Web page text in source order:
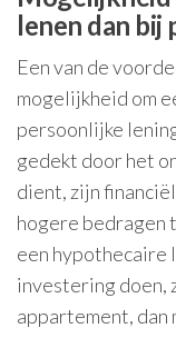
lenen dan bij
Een van de
mogelijkheid om
persoonlijke
gedekt door het
dient, zijn
hogere bedragen
een hypothecaire
investering doen,
appartement, dan